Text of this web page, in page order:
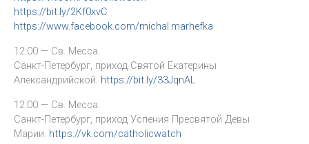
https://bit.ly/2Kf0xvC
https://www.facebook.com/michal.marhefka
12:00 — Св. Месса.
Санкт-Петербург, приход Святой Екатерины
Александрийской. https://bit.ly/33JqnAL
12:00 — Св. Месса.
Санкт-Петербург, приход Успения Пресвятой Девы
Марии. https://vk.com/catholicwatch